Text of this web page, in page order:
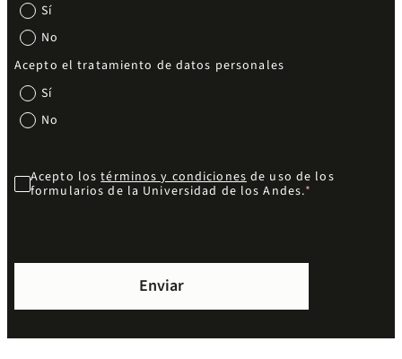
Sí
No
Acepto el tratamiento de datos personales
Sí
No
Acepto lostérminos y condiciones de uso de los
formularios de la Universidad de los Andes.